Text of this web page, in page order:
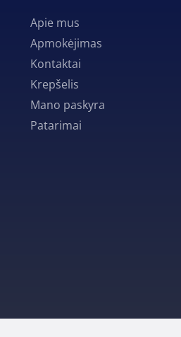
Apie mus
Apmokėjimas
Kontaktai
Krepšelis
Mano paskyra
Patarimai